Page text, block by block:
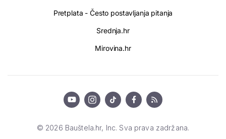
Pretplata - Često postavljanja pitanja
Srednja.hr
Mirovina.hr
© 2026 Bauštela.hr, Inc. Sva prava zadržana.